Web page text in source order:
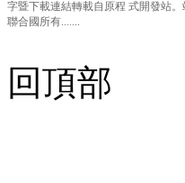
字暨下載連結轉載自原程 式開發站
聯合國所有.......
回頂部